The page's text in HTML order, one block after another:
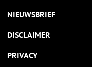
NIEUWSBRIEF
DISCLAIMER
PRIVACY